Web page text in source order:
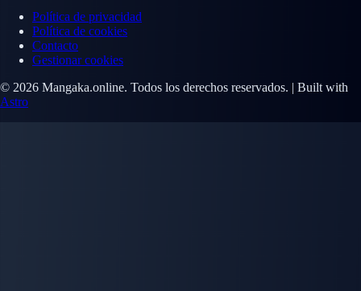
Política de privacidad
Política de cookies
Contacto
Gestionar cookies
© 2026 Mangaka.online. Todos los derechos reservados. | Built with
Astro